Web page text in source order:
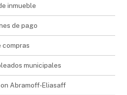
inmueble
de pago
compras
municipales
Abramoff-Eliasaff